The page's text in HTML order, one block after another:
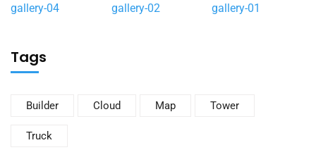
gallery-04 gallery-02 gallery-01
Tags
Builder Cloud Map Tower
Truck